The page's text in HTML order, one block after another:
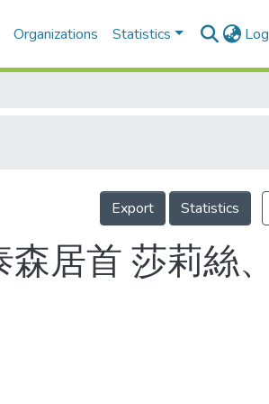
Organizations Statistics
Export Statistics
居首 莎莉絲、